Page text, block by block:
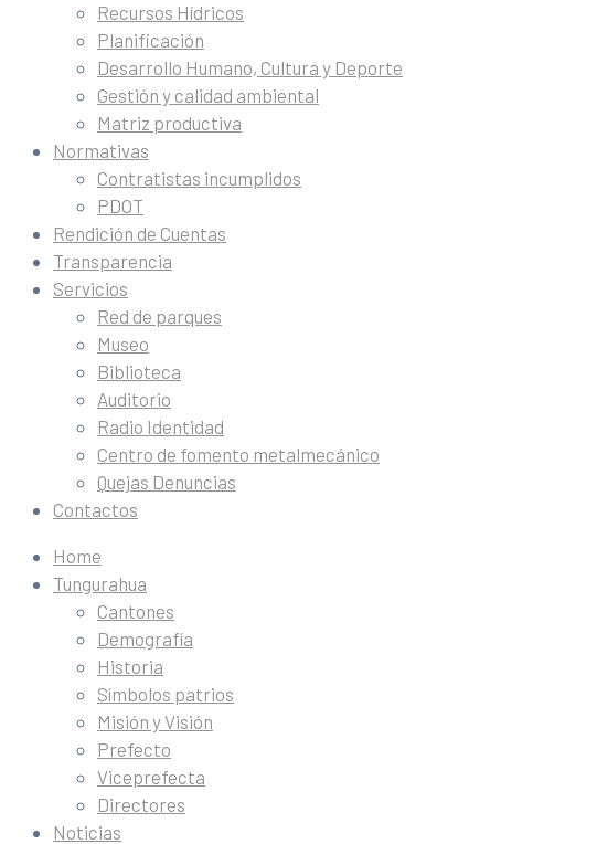
Recursos Hídricos
Planificación
Desarrollo Humano, Cultura y Deporte
Gestión y calidad ambiental
Matriz productiva
Normativas
Contratistas incumplidos
PDOT
Rendición de Cuentas
Transparencia
Servicios
Red de parques
Museo
Biblioteca
Auditorio
Radio Identidad
Centro de fomento metalmecánico
Quejas Denuncias
Contactos
Home
Tungurahua
Cantones
Demografía
Historia
Símbolos patrios
Misión y Visión
Prefecto
Viceprefecta
Directores
Noticias